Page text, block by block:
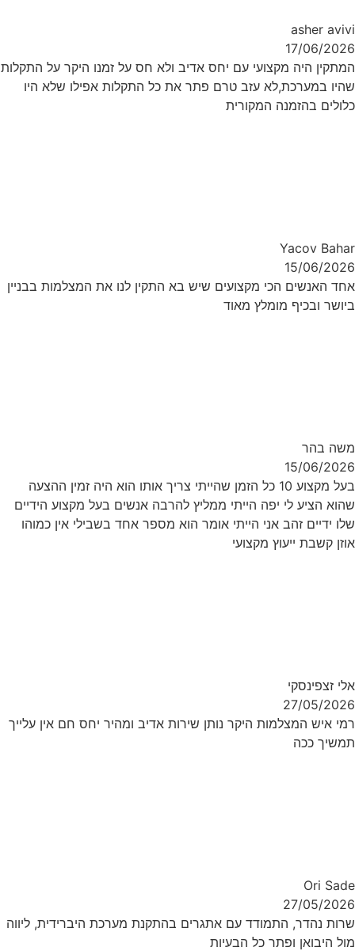
asher avivi
17/06/2026
המתקין היה מקצועי עם יחס אדיב ולא חס על זמנו היקר על התקלות
שהיו במערכת,לא עזב טרם פתר את כל התקלות אפילו שלא היו
כלולים בהזמנה המקורית
Yacov Bahar
15/06/2026
אחד האנשים הכי מקצועים שיש בא התקין לנו את המצלמות בבניין
ביושר ובכיף מומלץ מאוד
משה בהר
15/06/2026
בעל מקצוע 10 כל הזמן שהייתי צריך אותו הוא היה זמין ההצעה
שהוא הציע לי יפה הייתי ממליץ להרבה אנשים בעל מקצוע הידיים
שלו ידיים זהב אני הייתי אומר הוא מספר אחד בשבילי אין כמוהו
אוזן קשבת ייעוץ מקצועי
אלי זצפינסקי
27/05/2026
רמי איש המצלמות היקר נותן שירות אדיב ומהיר יחס חם אין עלייך
תמשיך ככה
Ori Sade
27/05/2026
שרות נהדר, התמודד עם אתגרים בהתקנת מערכת היברידית, ליווה
מול היבואן ופתר כל הבעיות